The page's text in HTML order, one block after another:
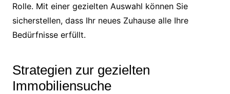
Rolle. Mit einer gezielten Auswahl können Sie
sicherstellen, dass Ihr neues Zuhause alle Ihre
Bedürfnisse erfüllt.
Strategien zur gezielten
Immobiliensuche